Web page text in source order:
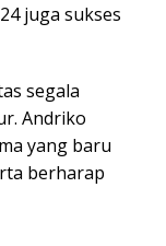
juga sukses
segala
Andriko
yang baru
berharap